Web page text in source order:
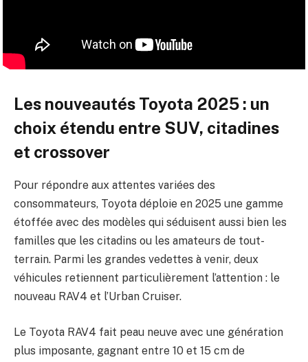
Les nouveautés Toyota 2025 : un
choix étendu entre SUV, citadines
et crossover
Pour répondre aux attentes variées des
consommateurs, Toyota déploie en 2025 une gamme
étoffée avec des modèles qui séduisent aussi bien les
familles que les citadins ou les amateurs de tout-
terrain. Parmi les grandes vedettes à venir, deux
véhicules retiennent particulièrement l’attention : le
nouveau RAV4 et l’Urban Cruiser.
Le Toyota RAV4 fait peau neuve avec une génération
plus imposante, gagnant entre 10 et 15 cm de